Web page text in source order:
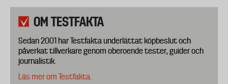
OM TESTFAKTA
Sedan 2001 har Testfakta underlättat köpbeslut och
påverkat tillverkare genom oberoende tester, guider och
journalistik.
Läs mer om Testfakta.